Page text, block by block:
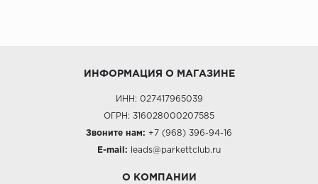
ИНФОРМАЦИЯ О МАГАЗИНЕ
ИНН: 027417965039
ОГРН: 316028000207585
Звоните нам: +7 (968) 396-94-16
E-mail: leads@parkettclub.ru
О КОМПАНИИ